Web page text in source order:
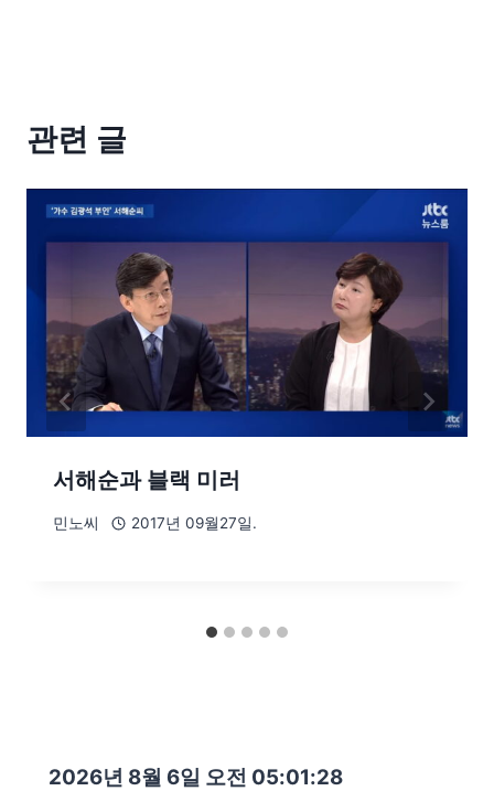
관련 글
서해순과 블랙 미러
민노씨 2017년 09월27일.
2026년 8월 6일 오전 05:01:29